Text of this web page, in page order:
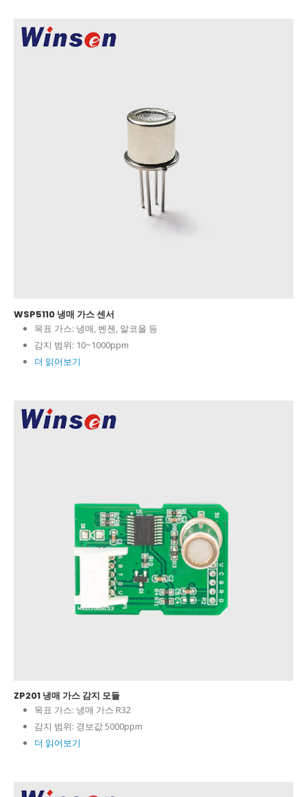
WSP5110 냉매 가스 센서
목표 가스: 냉매, 벤젠, 알코올 등
감지 범위: 10~1000ppm
더 읽어보기
ZP201 냉매 가스 감지 모듈
목표 가스: 냉매 가스 R32
감지 범위: 경보값 5000ppm
더 읽어보기